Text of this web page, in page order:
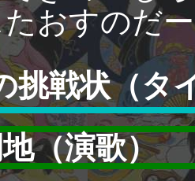
おすのだー
挑戦状（タ
（演歌）